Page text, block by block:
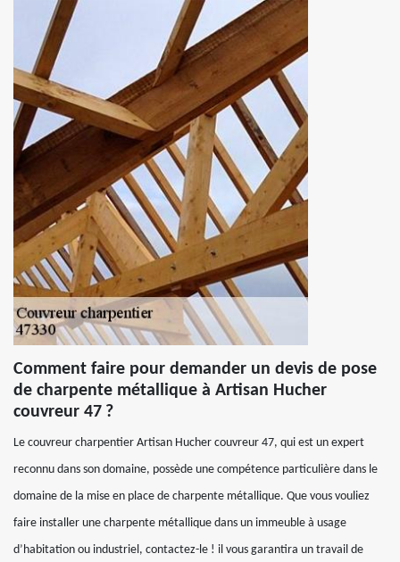
Comment faire pour demander un devis de pose
de charpente métallique à Artisan Hucher
couvreur 47 ?
Le couvreur charpentier Artisan Hucher couvreur 47, qui est un expert
reconnu dans son domaine, possède une compétence particulière dans le
domaine de la mise en place de charpente métallique. Que vous vouliez
faire installer une charpente métallique dans un immeuble à usage
d’habitation ou industriel, contactez-le ! il vous garantira un travail de